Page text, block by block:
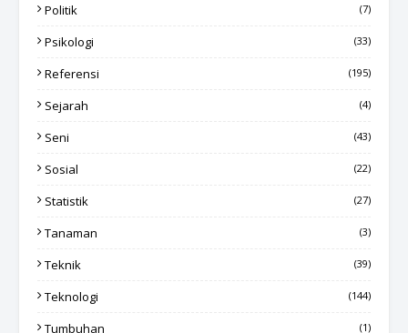
Politik (7)
Psikologi (33)
Referensi (195)
Sejarah (4)
Seni (43)
Sosial (22)
Statistik (27)
Tanaman (3)
Teknik (39)
Teknologi (144)
Tumbuhan (1)